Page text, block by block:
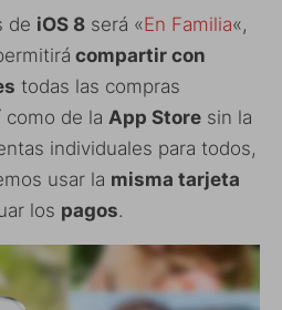
de iOS 8 será «En Familia«,
compartir con
todas las compras
como de la App Store sin la
individuales para todos,
usar la misma tarjeta
los pagos.